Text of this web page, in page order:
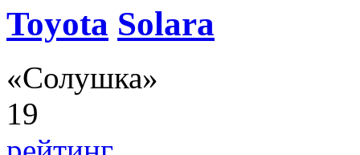
Toyota Solara
«Солушка»
19